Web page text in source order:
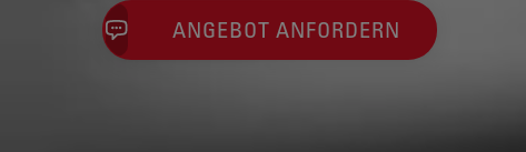
ANGEBOT ANFORDERN